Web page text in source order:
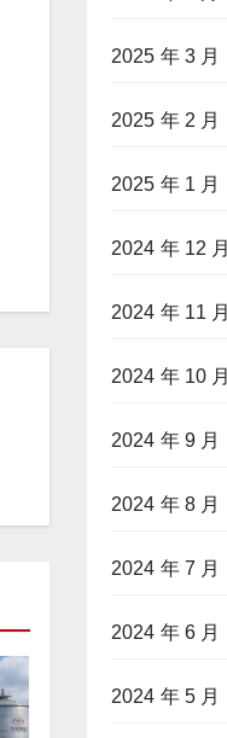
2025 年 3 月
2025 年 2 月
2025 年 1 月
2024 年 12 月
2024 年 11 月
2024 年 10 月
2024 年 9 月
2024 年 8 月
2024 年 7 月
2024 年 6 月
2024 年 5 月